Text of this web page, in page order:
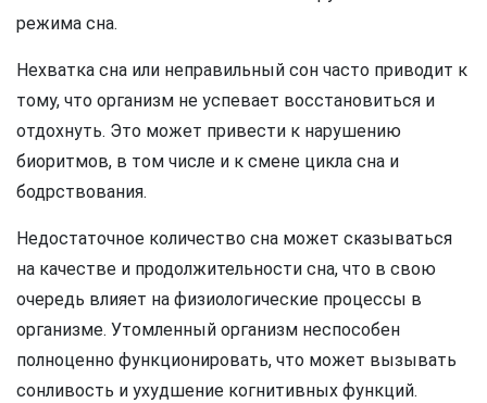
режима сна.
Нехватка сна или неправильный сон часто приводит к
тому, что организм не успевает восстановиться и
отдохнуть. Это может привести к нарушению
биоритмов, в том числе и к смене цикла сна и
бодрствования.
Недостаточное количество сна может сказываться
на качестве и продолжительности сна, что в свою
очередь влияет на физиологические процессы в
организме. Утомленный организм неспособен
полноценно функционировать, что может вызывать
сонливость и ухудшение когнитивных функций.